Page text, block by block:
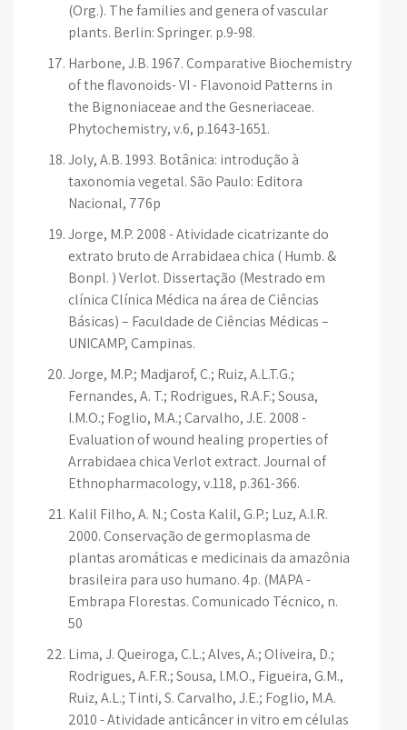
(Org.). The families and genera of vascular
plants. Berlin: Springer. p.9-98.
Harbone, J.B. 1967. Comparative Biochemistry
of the flavonoids- VI - Flavonoid Patterns in
the Bignoniaceae and the Gesneriaceae.
Phytochemistry, v.6, p.1643-1651.
Joly, A.B. 1993. Botânica: introdução à
taxonomia vegetal. São Paulo: Editora
Nacional, 776p
Jorge, M.P. 2008 - Atividade cicatrizante do
extrato bruto de Arrabidaea chica ( Humb. &
Bonpl. ) Verlot. Dissertação (Mestrado em
clínica Clínica Médica na área de Ciências
Básicas) – Faculdade de Ciências Médicas –
UNICAMP, Campinas.
Jorge, M.P.; Madjarof, C.; Ruiz, A.L.T.G.;
Fernandes, A. T.; Rodrigues, R.A.F.; Sousa,
I.M.O.; Foglio, M.A.; Carvalho, J.E. 2008 -
Evaluation of wound healing properties of
Arrabidaea chica Verlot extract. Journal of
Ethnopharmacology, v.118, p.361-366.
Kalil Filho, A. N.; Costa Kalil, G.P.; Luz, A.I.R.
2000. Conservação de germoplasma de
plantas aromáticas e medicinais da amazônia
brasileira para uso humano. 4p. (MAPA -
Embrapa Florestas. Comunicado Técnico, n.
50
Lima, J. Queiroga, C.L.; Alves, A.; Oliveira, D.;
Rodrigues, A.F.R.; Sousa, I.M.O., Figueira, G.M.,
Ruiz, A.L.; Tinti, S. Carvalho, J.E.; Foglio, M.A.
2010 - Atividade anticâncer in vitro em células